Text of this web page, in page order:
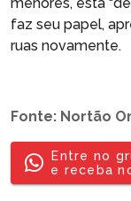
faz seu papel,
ruas novamente.
Fonte: Nortão
Entre no
e receba